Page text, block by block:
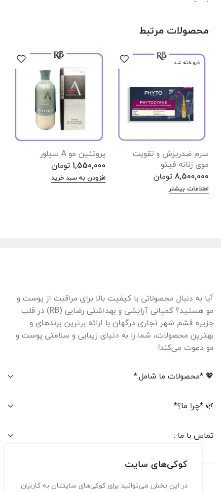
محصولات مرتبط
فروخته شد
سرم ضدریزش و تقویت
موی زنانه فیتو
8,500,000 تومان
اطلاعات بیشتر
پروتئین مو A سیلور
1,550,000 تومان
افزودن به سبد خرید
آیا به دنبال محصولاتی با کیفیت بالا برای مراقبت از پوست و
مو هستید؟ کمپانی آرایشی و بهداشتی رضایی (RB) در قلب
جزیره قشم شهر تجاری درگهان با ارائه برترین برندهای و
بهترین محصولات، شما را به دنیای زیبایی و سلامتی پوست و
مو دعوت می‌کند!
💖 *محصولات ما شامل:*
🌿 *چرا ما؟*
تماس با ما :
تماس با ما حریم شخصی شرایط استفاده
کوکی‌های سایت
در این بخش می‌توانید برای کوکی‌های سایتتان به کاربران